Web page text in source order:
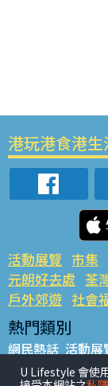
港玩港食港生
活動展覽 市集
元朗好去處 荃
戶外郊遊 社會
熱門類別
網民熱話 活動展
銅鑼灣好去處 元
U Lifestyle 會使